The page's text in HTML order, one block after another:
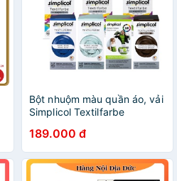
Bột nhuộm màu quần áo, vải
Simplicol Textilfarbe
Dalavii
189.000 đ